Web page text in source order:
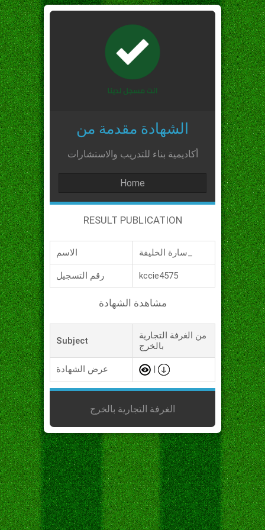
الشهادة مقدمة من
أكاديمية بناء للتدريب والاستشارات
Home
RESULT PUBLICATION
الاسم
رقم التسجيل kccie4575
مشاهدة الشهادة
Subject
من الغرفة التجارية
بالخرج
عرض الشهادة
الغرفة التجارية بالخرج